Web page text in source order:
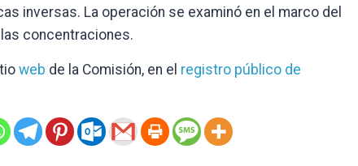
inversas. La operación se examinó en el marco del
concentraciones.
web de la Comisión, en el registro público de